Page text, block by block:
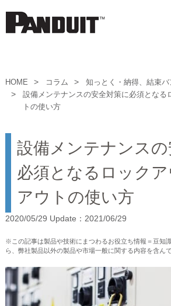
HOME コラム
知っとく・納得、結束
設備メンテナンスの安全対策に必須となる
トの使い方
設備メンテナンスの
必須となるロック
アウトの使い方
2020/05/29 Update：2021/06/29
※この記事は製品や技術にまつわるお役立ち情報＝豆知
ら、弊社製品以外の製品や市場一般に関する内容を含ん